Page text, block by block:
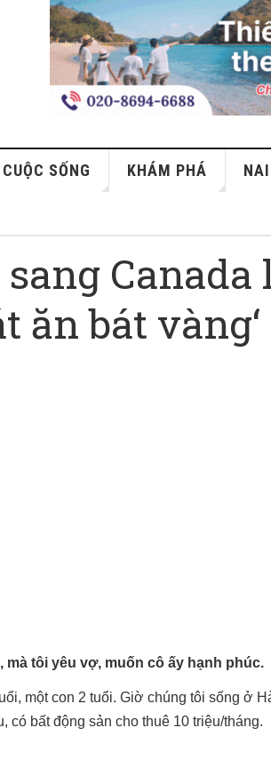
CUỘC SỐNG KHÁM PHÁ
Canada
ăn bát vàng‘
tôi yêu vợ, muốn cô ấy hạnh phúc.
một con 2 tuổi. Giờ chúng tôi sống ở
có bất động sản cho thuê 10 triệu/tháng.